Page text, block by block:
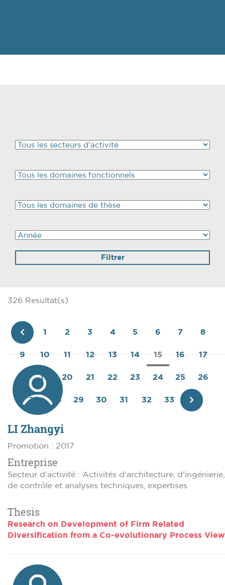
326 Resultat(s)
Page
précédente
1 2 3 4 5 6 7 8
9 10 11 12 13 14 15 16 17
18 19 20 21 22 23 24 25 26
27 28 29 30 31 32
33
Page
LI Zhangyi
Promotion : 2017
Entreprise
Secteur d'activité : Activités d'architecture, d'ingénierie,
de contrôle et analyses techniques, expertises
Thesis
Research on Development of Firm Related
Diversification from a Co-evolutionary Process View